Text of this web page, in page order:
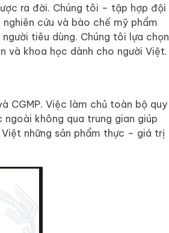
ra đời. Chúng tôi – tập hợp đội
cứu và bào chế mỹ phẩm
tiêu dùng. Chúng tôi lựa chọn
và khoa học dành cho người Việt.
CGMP. Việc làm chủ toàn bộ quy
không qua trung gian giúp
những sản phẩm thực – giá trị